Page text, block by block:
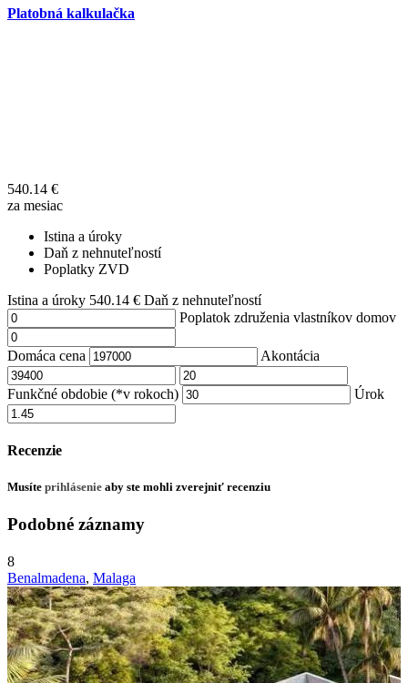
Platobná kalkulačka
540.14 €
za mesiac
Istina a úroky
Daň z nehnuteľností
Poplatky ZVD
Istina a úroky 540.14 € Daň z nehnuteľností
Poplatok združenia vlastníkov domov
Domáca cena Akontácia
Funkčné obdobie (*v rokoch) Úrok
Recenzie
Musíte prihlásenie aby ste mohli zverejniť recenziu
Podobné záznamy
8
Benalmadena, Malaga